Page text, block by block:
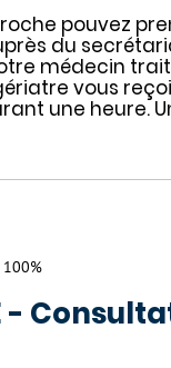
pouvez
du
médecin
vous
une heure.
100%
-